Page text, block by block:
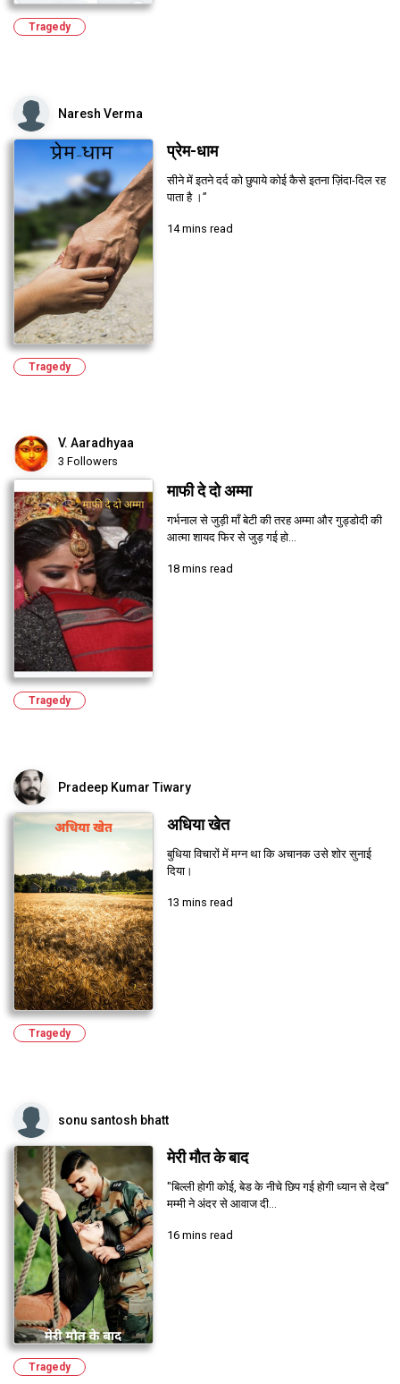
Tragedy
Naresh Verma
प्रेम-धाम
सीने में इतने दर्द को छुपाये कोई कैसे इतना ज़िंदा-दिल रह
पाता है ।”
14 mins read
Tragedy
V. Aaradhyaa
3 Followers
माफी दे दो अम्मा
गर्भनाल से जुड़ी माँ बेटी की तरह अम्मा और गुड्डोदी की
आत्मा शायद फिर से जुड़ गई हो...
18 mins read
Tragedy
Pradeep Kumar Tiwary
अधिया खेत
बुधिया विचारों में मग्न था कि अचानक उसे शोर सुनाई
दिया।
13 mins read
Tragedy
sonu santosh bhatt
मेरी मौत के बाद
"बिल्ली होगी कोई, बेड के नीचे छिप गई होगी ध्यान से देख"
मम्मी ने अंदर से आवाज दी...
16 mins read
Tragedy